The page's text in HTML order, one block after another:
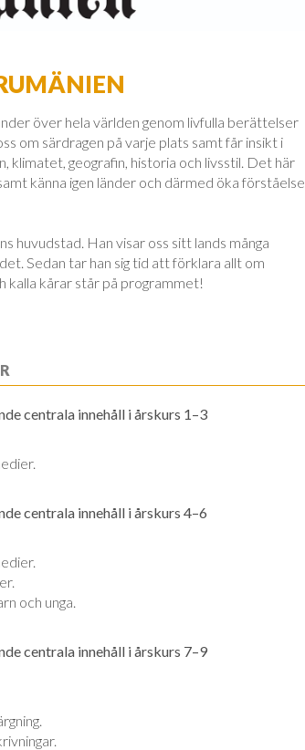
över hela världen genom livfulla berättelser
om särdragen på varje plats samt får insikt i
klimatet, geografin, historia och livsstil. Det här
känna igen länder och därmed öka förståelse
huvudstad. Han visar oss sitt lands många
Sedan tar han sig tid att förklara allt om
kalla kårar står på programmet!
centrala innehåll i årskurs 1–3
centrala innehåll i årskurs 4–6
och unga.
centrala innehåll i årskurs 7–9